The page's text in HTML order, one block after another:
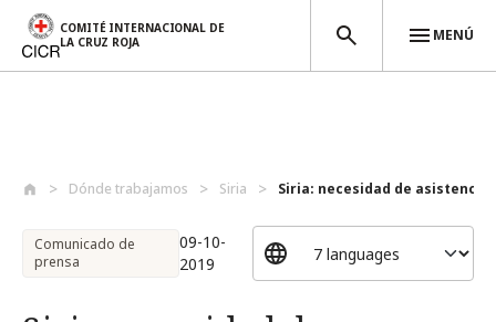
COMITÉ INTERNACIONAL DE
LA CRUZ ROJA
MENÚ
Dónde trabajamos Siria Siria: necesidad de asistencia
Comunicado de
prensa
09-10-
2019